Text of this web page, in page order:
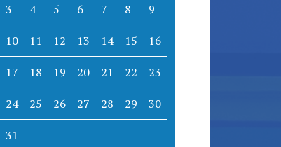
3 4 5 6 7 8 9
10 11 12 13 14 15 16
17 18 19 20 21 22 23
24 25 26 27 28 29 30
31